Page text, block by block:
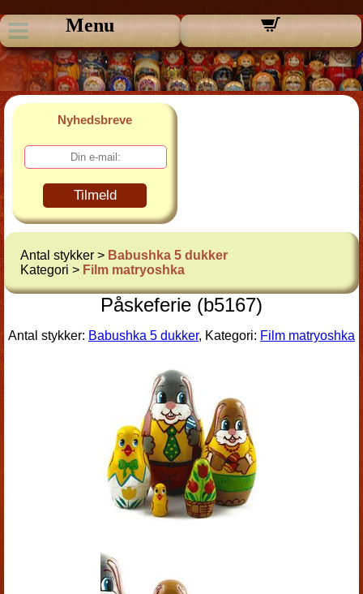
Menu
Nyhedsbreve
Tilmeld
Antal stykker > Babushka 5 dukker
Kategori > Film matryoshka
Påskeferie (b5167)
Antal stykker: Babushka 5 dukker, Kategori: Film matryoshka